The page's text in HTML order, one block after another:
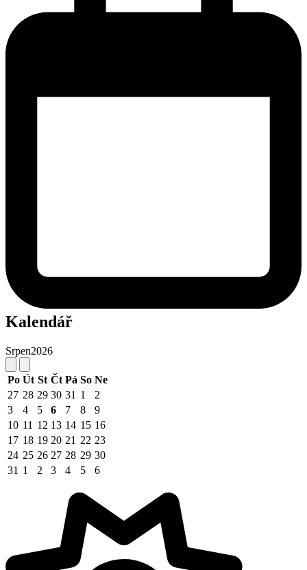
Kalendář
Srpen2026
Po Út St Čt Pá So Ne
27 28 29 30 31 1
2
3
4 5 6 7 8
9
10 11 12 13 14 15 16
17 18 19 20 21 22 23
24 25 26 27 28 29 30
31 1 2 3 4 5 6